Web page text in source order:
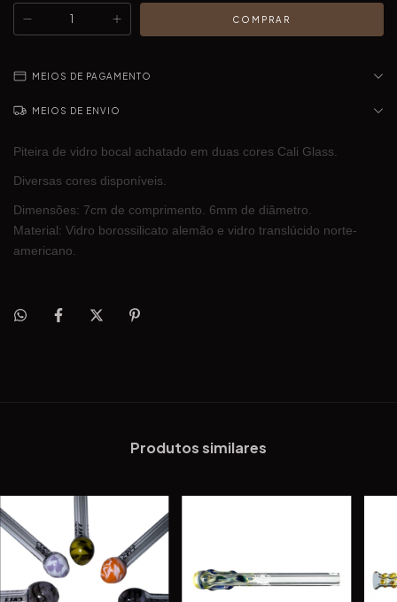
MEIOS DE PAGAMENTO
MEIOS DE ENVIO
Piteira de vidro bocal achatado em duas cores Cali Glass.
Diversas cores disponíveis.
Dimensões: 7cm de comprimento. 6mm de diâmetro.
Material: Vidro borossilicato alemão e vidro translúcido norte-
americano.
Produtos similares